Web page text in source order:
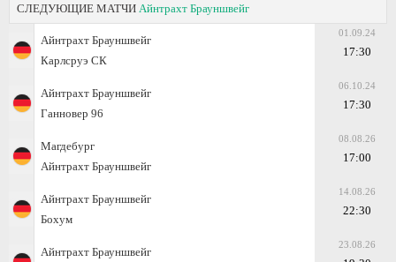
СЛЕДУЮЩИЕ МАТЧИ Айнтрахт Брауншвейг
Айнтрахт Брауншвейг
Карлсруэ СК
01.09.24
17:30
Айнтрахт Брауншвейг
Ганновер 96
06.10.24
17:30
Магдебург
Айнтрахт Брауншвейг
08.08.26
17:00
Айнтрахт Брауншвейг
Бохум
14.08.26
22:30
Айнтрахт Брауншвейг
23.08.26